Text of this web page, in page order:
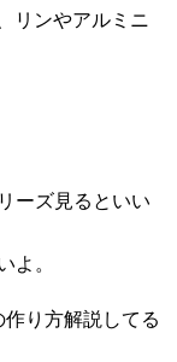
リンやアルミニ
ーズ見るといい
よ。
り方解説してる